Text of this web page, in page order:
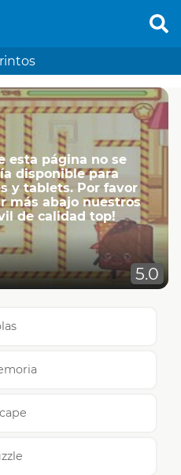
esta página no se
disponible para
y tablets. Por favor
más abajo nuestros
de calidad top!
5.0